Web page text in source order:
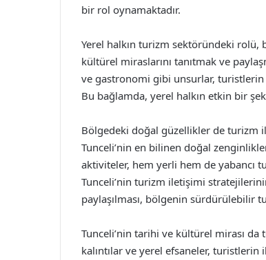
bir rol oynamaktadır.
Yerel halkın turizm sektöründeki
kültürel miraslarını tanıtmak ve
ve gastronomi gibi unsurlar,
Bu bağlamda, yerel halkın etkin bir
Bölgedeki doğal güzellikler de turizm
Tunceli’nin en bilinen doğal
aktiviteler, hem yerli hem de yabancı
Tunceli’nin turizm iletişimi
paylaşılması, bölgenin sürdürülebilir
Tunceli’nin tarihi ve kültürel mirası
kalıntılar ve yerel efsaneler, turistlerin